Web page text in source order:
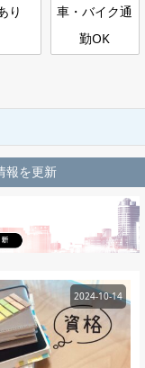
り
車・バイク通
勤OK
報を更新
2024-10-14